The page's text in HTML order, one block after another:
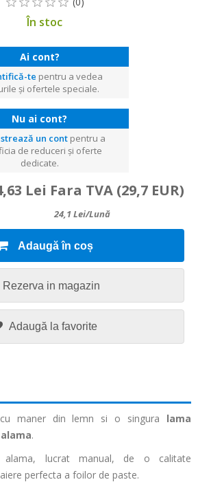
În stoc
Ai cont?
te pentru a vedea
și ofertele speciale.
Nu ai cont?
un contpentru a
de reduceri și oferte
dedicate.
Lei Fara TVA (29,7 EUR)
24,1Lei/lună
Adaugă în coș
Rezerva in magazin
Adaugă la favorite
maner din lemn si o singura lama
alama.
alama, lucrat manual, de o calitate
perfecta a foilor de paste.